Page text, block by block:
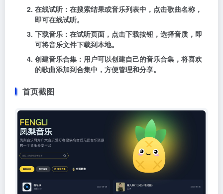
在线试听 ：在搜索结果或音乐列表中，点击歌曲名称，
即可在线试听。
下载音乐 ：在试听页面，点击下载按钮，选择音质，即
可将音乐文件下载到本地。
创建音乐合集 ：用户可以创建自己的音乐合集，将喜欢
的歌曲添加到合集中，方便管理和分享。
首页截图